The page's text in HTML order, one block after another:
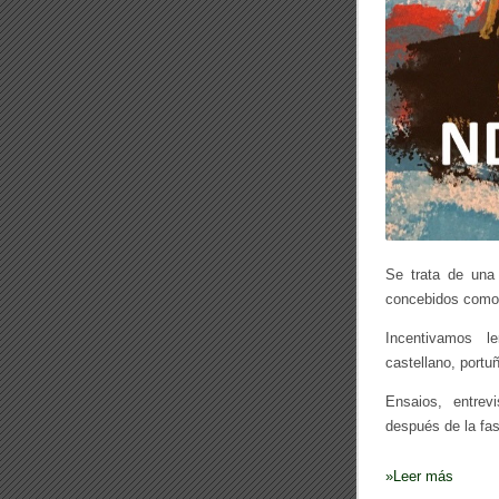
Se trata de una
concebidos
Incentivamos
castellano,
Ensaios,
después de la
»Leer más